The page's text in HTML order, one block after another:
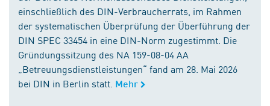
einschließlich des DIN-Verbraucherrats, im Rahmen
der systematischen Überprüfung der Überführung der
DIN SPEC 33454 in eine DIN-Norm zugestimmt. Die
Gründungssitzung des NA 159-08-04 AA
„Betreuungsdienstleistungen“ fand am 28. Mai 2026
bei DIN in Berlin statt. Mehr